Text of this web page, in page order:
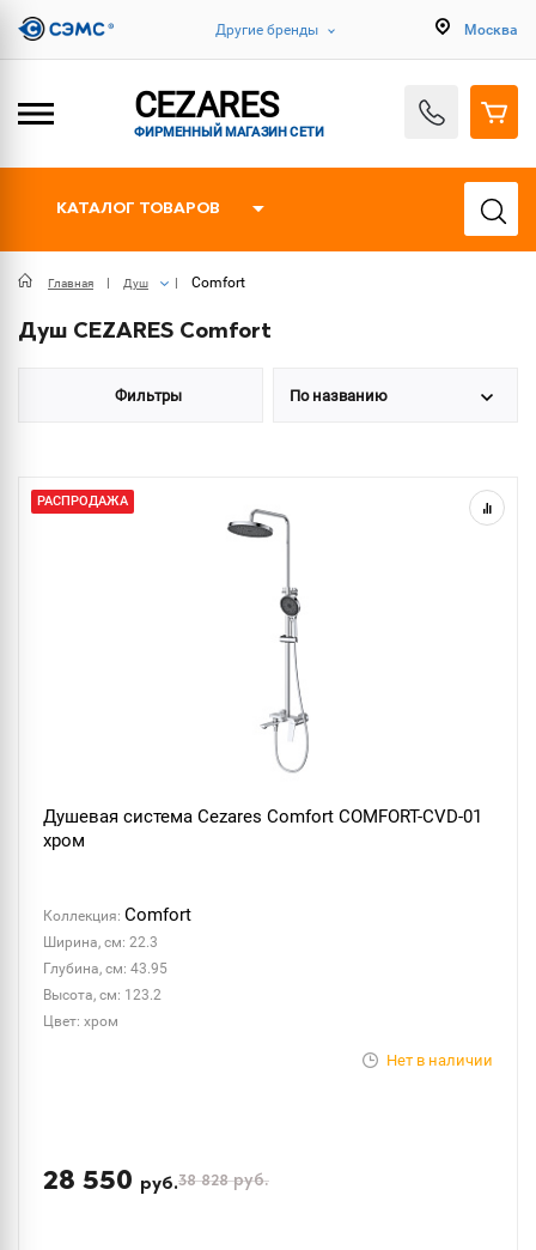
Другие бренды Москва
CEZARES
ФИРМЕННЫЙ МАГАЗИН СЕТИ
КАТАЛОГ ТОВАРОВ
Главная Душ Comfort
Душ CEZARES Comfort
Фильтры По названию
РАСПРОДАЖА
Душевая система Cezares Comfort COMFORT-CVD-01
хром
Коллекция: Comfort
Ширина, см: 22.3
Глубина, см: 43.95
Высота, см: 123.2
Цвет: хром
Нет в наличии
28 550 руб.38 828руб.